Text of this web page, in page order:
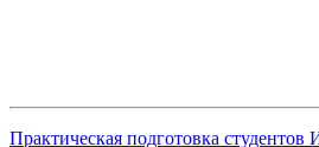
Практическая подготовка студентов